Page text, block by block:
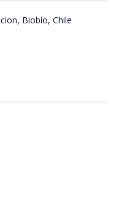
Biobío, Chile